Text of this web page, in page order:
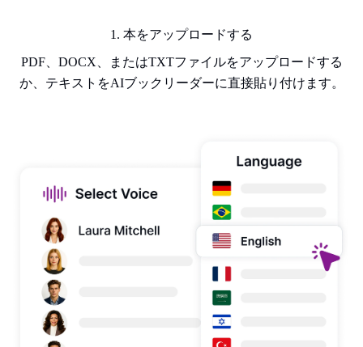
1. 本をアップロードする
PDF、DOCX、またはTXTファイルをアップロードする
か、テキストをAIブックリーダーに直接貼り付けます。